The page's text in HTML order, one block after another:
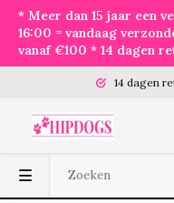
* Meer dan 15 jaar een
16:00 = vandaag
vanaf €100 * 14 dagen
14 dagen retourrecht